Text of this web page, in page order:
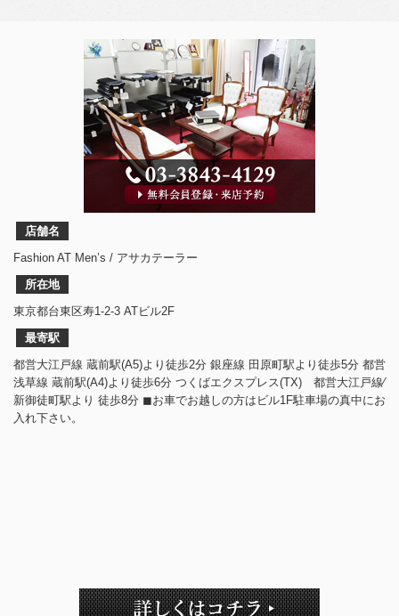
店舗名
Fashion AT Men’s / アサカテーラー
所在地
東京都台東区寿1-2-3 ATビル2F
最寄駅
都営大江戸線 蔵前駅(A5)より徒歩2分 銀座線 田原町駅より徒歩5分 都営
浅草線 蔵前駅(A4)より徒歩6分 つくばエクスプレス(TX) 都営大江戸線⁄
新御徒町駅より 徒歩8分 ◼︎お車でお越しの方はビル1F駐車場の真中にお
入れ下さい。